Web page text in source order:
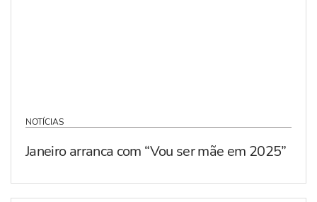
NOTÍCIAS
Janeiro arranca com “Vou ser mãe em 2025”